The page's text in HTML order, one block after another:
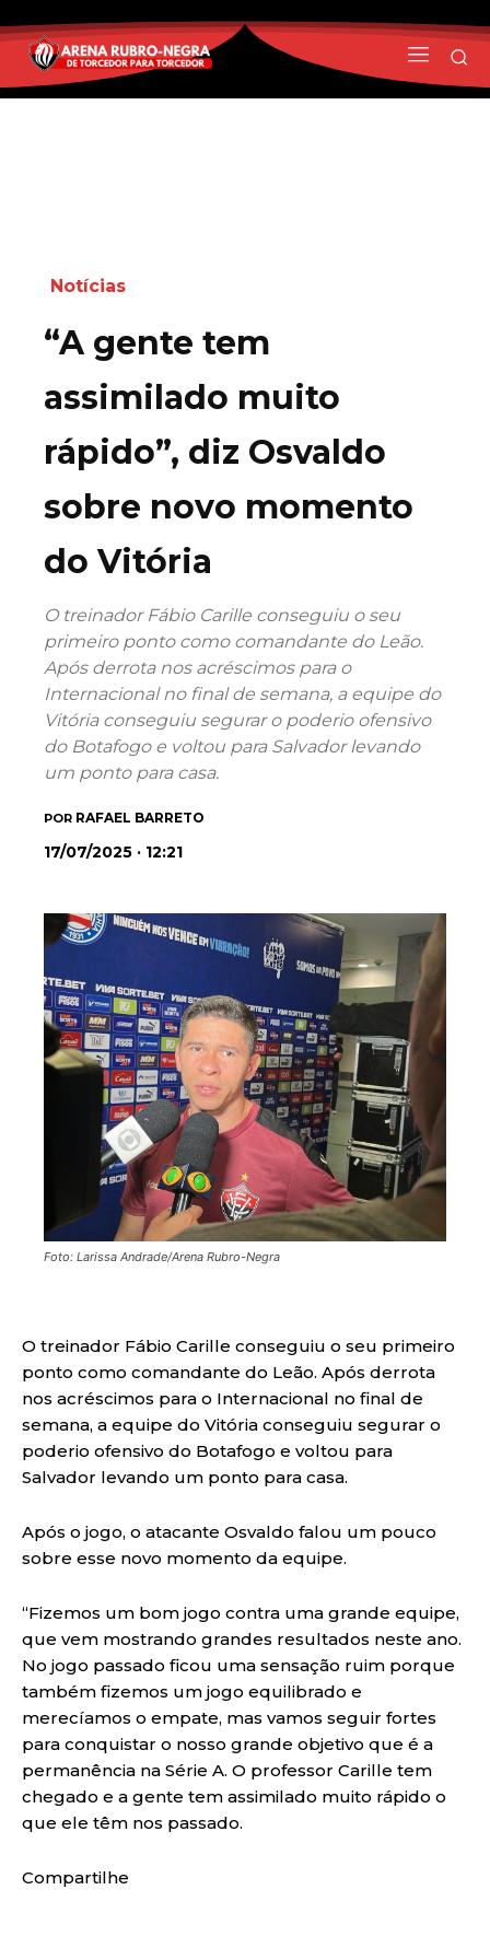
Notícias
“A gente tem
assimilado muito
rápido”, diz Osvaldo
sobre novo momento
do Vitória
O treinador Fábio Carille conseguiu o seu
primeiro ponto como comandante do Leão.
Após derrota nos acréscimos para o
Internacional no final de semana, a equipe do
Vitória conseguiu segurar o poderio ofensivo
do Botafogo e voltou para Salvador levando
um ponto para casa.
POR RAFAEL BARRETO
17/07/2025 · 12:21
Foto: Larissa Andrade/Arena Rubro-Negra
O treinador Fábio Carille conseguiu o seu primeiro
ponto como comandante do Leão. Após derrota
nos acréscimos para o Internacional no final de
semana, a equipe do Vitória conseguiu segurar o
poderio ofensivo do Botafogo e voltou para
Salvador levando um ponto para casa.
Após o jogo, o atacante Osvaldo falou um pouco
sobre esse novo momento da equipe.
“Fizemos um bom jogo contra uma grande equipe,
que vem mostrando grandes resultados neste ano.
No jogo passado ficou uma sensação ruim porque
também fizemos um jogo equilibrado e
merecíamos o empate, mas vamos seguir fortes
para conquistar o nosso grande objetivo que é a
permanência na Série A. O professor Carille tem
chegado e a gente tem assimilado muito rápido o
que ele têm nos passado.
Compartilhe